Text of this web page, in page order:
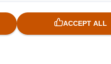
την εργασία τους στα